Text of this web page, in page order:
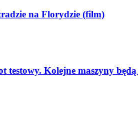
na Florydzie (film)
Kolejne maszyny będą